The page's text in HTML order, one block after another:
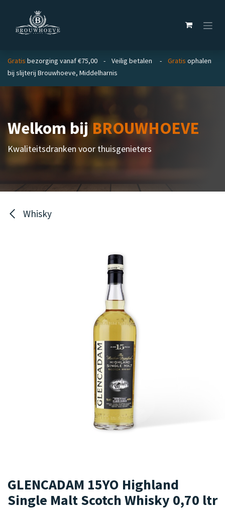
Gratis bezorging vanaf €75,00 - Veilig betalen - Gratis ophalen
bij slijterij Brouwhoeve, Middelharnis
Welkom bijBROUWHOEVE
Kwaliteitsdranken voor thuisgenieters
Whisky
GLENCADAM 15YO Highland
Single Malt Scotch Whisky 0,70 ltr